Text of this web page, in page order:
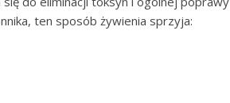
ten sposób żywienia sprzyja: